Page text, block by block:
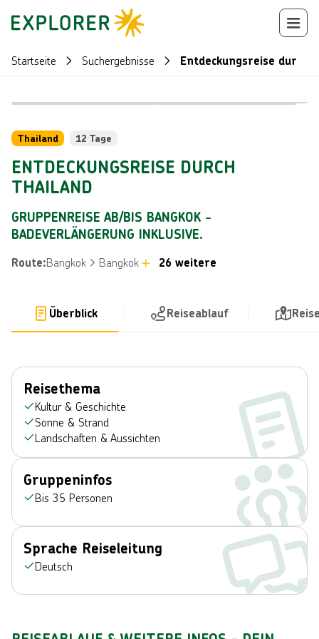
Startseite Suchergebnisse Entdeckungsreise durch
Thailand 12 Tage
ENTDECKUNGSREISE DURCH
THAILAND
GRUPPENREISE AB/BIS BANGKOK -
BADEVERLÄNGERUNG INKLUSIVE.
Route:Bangkok Bangkok 26 weitere
Überblick Reiseablauf
Reisethema
Kultur & Geschichte
Sonne & Strand
Landschaften & Aussichten
Gruppeninfos
Bis 35 Personen
Sprache Reiseleitung
Deutsch